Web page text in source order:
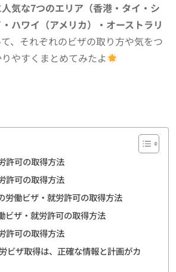
気な7つのエリア（香港・タイ・シ
ハワイ（アメリカ）・オーストラリ
、それぞれのビザの取り方や気をつ
やすくまとめてみたよ
許可の取得方法
許可の取得方法
労働ビザ・就労許可の取得方法
ビザ・就労許可の取得方法
許可の取得方法
ビザ取得は、正確な情報と計画がカ